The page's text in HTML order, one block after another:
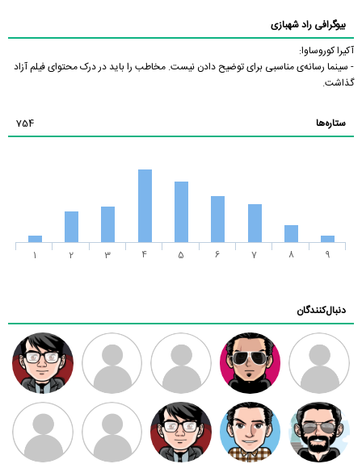
بیوگرافی راد شهبازی
آکیرا کوروساوا:
- سینما رسانه‌ی مناسبی برای توضیح دادن نیست. مخاطب را باید در درک محتوای فیلم آزاد
گذاشت.
ستاره‌ها 754
1 2 3 4 5 6 7 8 9
دنبال‌کنندگان
ممدرضا رضا کاظمی زهرا ~ ابتین
سید محمد
موسوی